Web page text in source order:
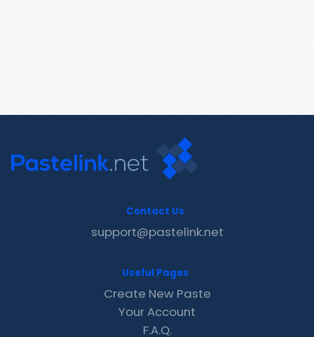
Contact Us
support@pastelink.net
Useful Pages
Create New Paste
Your Account
F.A.Q.